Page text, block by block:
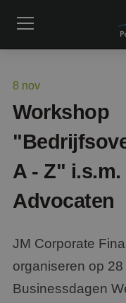
8 nov
Workshop
A - Z"
Advocaten
JM Corporate
organiseren op
Businessdagen